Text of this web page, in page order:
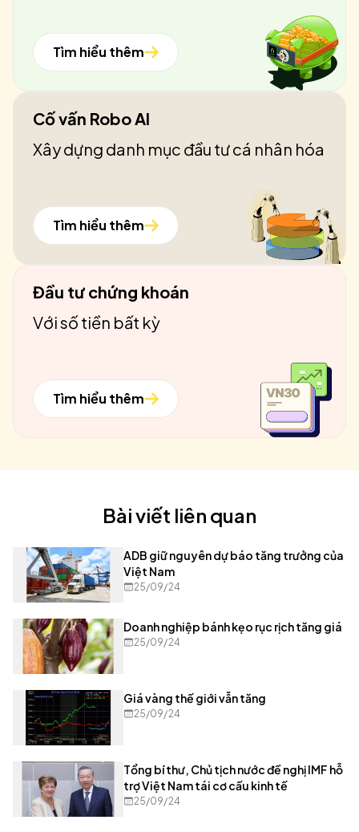
Tìm hiểu thêm
Cố vấn Robo AI
Xây dựng danh mục đầu tư cá nhân hóa
Tìm hiểu thêm
Đầu tư chứng khoán
Với số tiền bất kỳ
Tìm hiểu thêm
Bài viết liên quan
ADB giữ nguyên dự báo tăng trưởng của
Việt Nam
25/09/24
Doanh nghiệp bánh kẹo rục rịch tăng giá
25/09/24
Giá vàng thế giới vẫn tăng
25/09/24
Tổng bí thư, Chủ tịch nước đề nghị IMF hỗ
trợ Việt Nam tái cơ cấu kinh tế
25/09/24